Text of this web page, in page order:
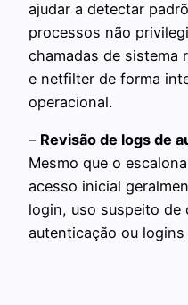
ajudar a detectar
processos não
chamadas de sistema
e netfilter de forma
operacional.
– Revisão de logs de
Mesmo que o
acesso inicial
login, uso suspeito de
autenticação ou